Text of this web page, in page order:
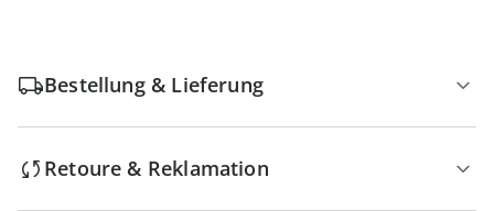
Bestellung & Lieferung
Retoure & Reklamation